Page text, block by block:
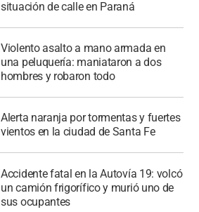
situación de calle en Paraná
Violento asalto a mano armada en
una peluquería: maniataron a dos
hombres y robaron todo
Alerta naranja por tormentas y fuertes
vientos en la ciudad de Santa Fe
Accidente fatal en la Autovía 19: volcó
un camión frigorífico y murió uno de
sus ocupantes